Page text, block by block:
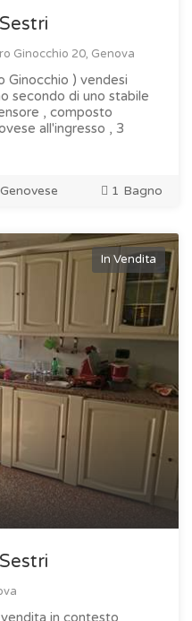
Ginocchio 20, Genova
Ginocchio ) vendesi
secondo di uno stabile
, composto
all'ingresso , 3
1 Bagno
In Vendita
in contesto